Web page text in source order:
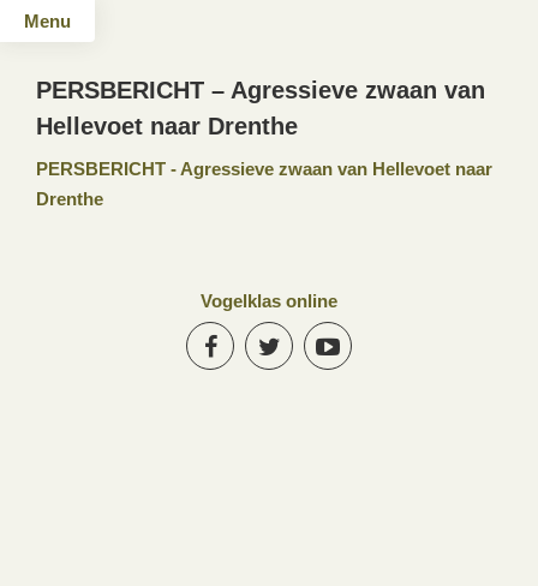
Menu
PERSBERICHT – Agressieve zwaan van
Hellevoet naar Drenthe
PERSBERICHT - Agressieve zwaan van Hellevoet naar
Drenthe
Vogelklas online